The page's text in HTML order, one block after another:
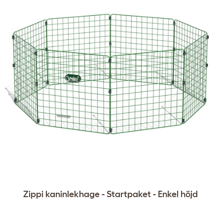
Zippi kaninlekhage - Startpaket - Enkel höjd